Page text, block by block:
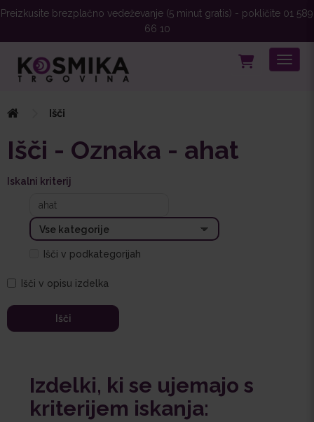
Preizkusite brezplačno vedeževanje (5 minut gratis) - pokličite 01 589
66 10
Išči
Išči - Oznaka - ahat
Iskalni kriterij
Išči v podkategorijah
Išči v opisu izdelka
Izdelki, ki se ujemajo s
kriterijem iskanja: